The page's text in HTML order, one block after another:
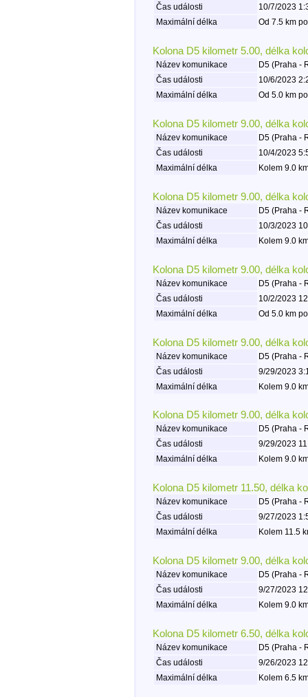
Čas události
10/7/2023
Maximální délka
Od 7.5 km
Kolona D5 kilometr 5.00, délka
Název komunikace
D5 (Praha -
Čas události
10/6/2023
Maximální délka
Od 5.0 km
Kolona D5 kilometr 9.00, délka
Název komunikace
D5 (Praha -
Čas události
10/4/2023
Maximální délka
Kolem 9.0
Kolona D5 kilometr 9.00, délka
Název komunikace
D5 (Praha -
Čas události
10/3/2023
Maximální délka
Kolem 9.0
Kolona D5 kilometr 9.00, délka
Název komunikace
D5 (Praha -
Čas události
10/2/2023
Maximální délka
Od 5.0 km
Kolona D5 kilometr 9.00, délka
Název komunikace
D5 (Praha -
Čas události
9/29/2023
Maximální délka
Kolem 9.0
Kolona D5 kilometr 9.00, délka
Název komunikace
D5 (Praha -
Čas události
9/29/2023
Maximální délka
Kolem 9.0
Kolona D5 kilometr 11.50, délka
Název komunikace
D5 (Praha -
Čas události
9/27/2023
Maximální délka
Kolem 11.5
Kolona D5 kilometr 9.00, délka
Název komunikace
D5 (Praha -
Čas události
9/27/2023
Maximální délka
Kolem 9.0
Kolona D5 kilometr 6.50, délka
Název komunikace
D5 (Praha -
Čas události
9/26/2023
Maximální délka
Kolem 6.5